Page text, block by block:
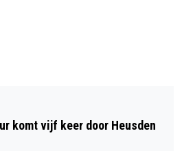
ZAKEN NA WINST
ELSHOUT:
FIEDELINO
komt vijf keer door Heusden